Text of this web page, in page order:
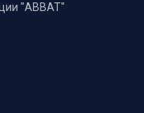
"АВВАТ"